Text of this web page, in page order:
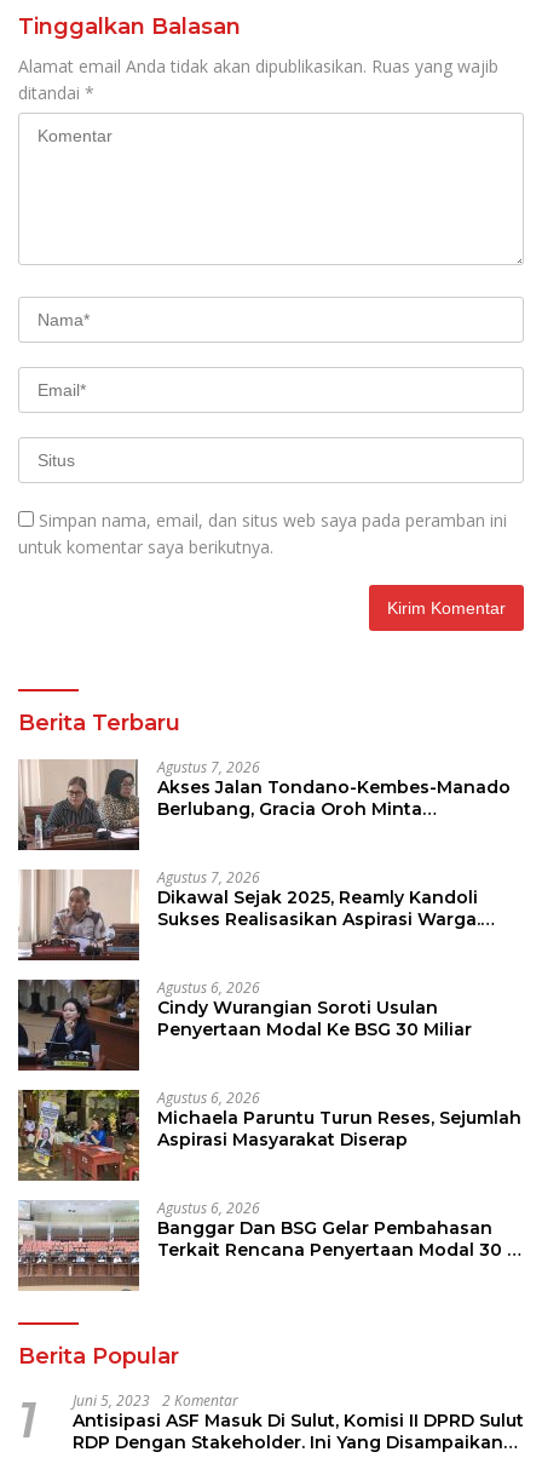
Tinggalkan Balasan
Alamat email Anda tidak akan dipublikasikan. Ruas yang wajib
ditandai *
Simpan nama, email, dan situs web saya pada peramban ini
untuk komentar saya berikutnya.
Berita Terbaru
Agustus 7, 2026
Akses Jalan Tondano-Kembes-Manado
Berlubang, Gracia Oroh Minta
Agustus 7, 2026
Dikawal Sejak 2025, Reamly Kandoli
Sukses Realisasikan Aspirasi Warga.
Agustus 6, 2026
Cindy Wurangian Soroti Usulan
Penyertaan Modal Ke BSG 30 Miliar
Agustus 6, 2026
Michaela Paruntu Turun Reses, Sejumlah
Aspirasi Masyarakat Diserap
Agustus 6, 2026
Banggar Dan BSG Gelar Pembahasan
Terkait Rencana Penyertaan Modal 30 M
Berita Popular
1 Juni 5, 2023 2 Komentar
Antisipasi ASF Masuk Di Sulut, Komisi II DPRD Sulut
RDP Dengan Stakeholder. Ini Yang Disampaikan